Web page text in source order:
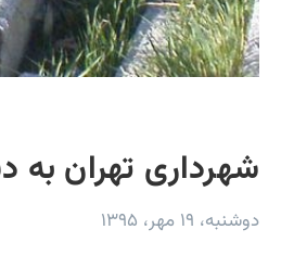
شهرداری تهران
دوشنبه، ۱۹ مهر، ۱۳۹۵